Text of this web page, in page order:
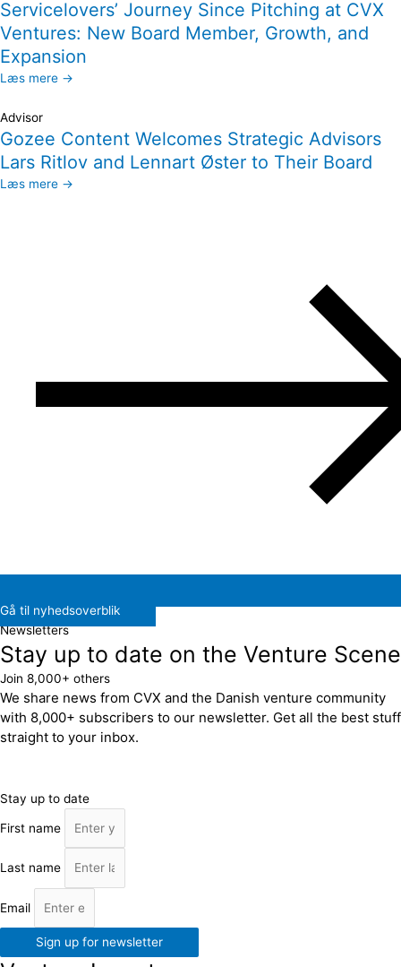
Servicelovers’ Journey Since Pitching at CVX
Ventures: New Board Member, Growth, and
Expansion
Læs mere →
Advisor
Gozee Content Welcomes Strategic Advisors
Lars Ritlov and Lennart Øster to Their Board
Læs mere →
Gå til nyhedsoverblik
Newsletters
Stay up to date on the Venture Scene
Join 8,000+ others
We share news from CVX and the Danish venture community
with 8,000+ subscribers to our newsletter. Get all the best stuff
straight to your inbox.
Stay up to date
First name
Last name
Email
Sign up for newsletter